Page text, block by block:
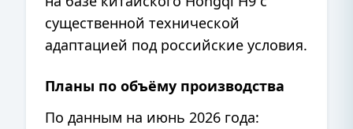
существенной технической
адаптацией под российские условия.
Планы по объёму производства
По данным на июнь 2026 года: